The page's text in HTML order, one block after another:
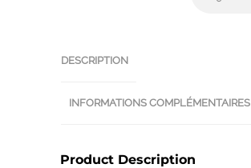
DESCRIPTION
INFORMATIONS COMPLÉMENTAIRES
Product Description